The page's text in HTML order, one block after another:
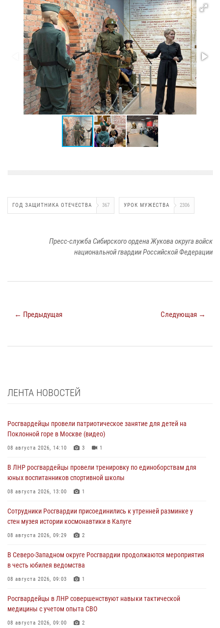
ГОД ЗАЩИТНИКА ОТЕЧЕСТВА 367 УРОК МУЖЕСТВА 2306
Пресс-служба Сибирского ордена Жукова округа войск
национальной гвардии Российской Федерации
← Предыдущая Следующая →
ЛЕНТА НОВОСТЕЙ
Росгвардейцы провели патриотическое занятие для детей на
Поклонной горе в Москве (видео)
08 августа 2026, 14:10 3 1
В ЛНР росгвардейцы провели тренировку по единоборствам для
юных воспитанников спортивной школы
08 августа 2026, 13:00 1
Сотрудники Росгвардии присоединились к утренней разминке у
стен музея истории космонавтики в Калуге
08 августа 2026, 09:29 2
В Северо-Западном округе Росгвардии продолжаются мероприятия
в честь юбилея ведомства
08 августа 2026, 09:03 1
Росгвардейцы в ЛНР совершенствуют навыки тактической
медицины с учетом опыта СВО
08 августа 2026, 09:00 2